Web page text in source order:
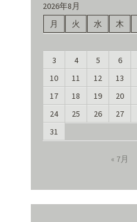
2026年8月
月
火 水 木
3
4 5 6
10
11 12 13
17
18 19 20
24
25 26 27
31
« 7月